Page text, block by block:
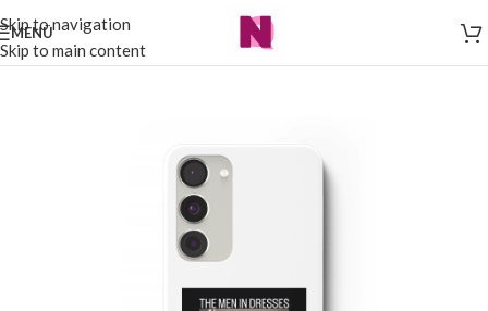
Skip to navigation
Skip to main content
MENÜ